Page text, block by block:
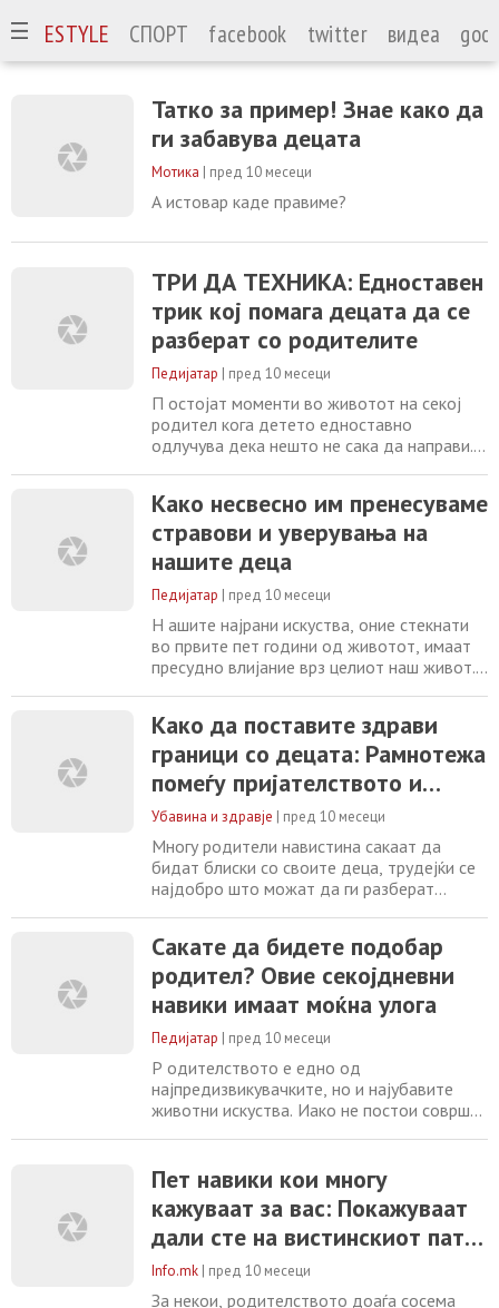
LIFESTYLE СПОРТ facebook twitter видеа
Татко за пример! Знае како да
ги забавува децата
Мотика | пред 10 месеци
А истовар каде правиме?
ТРИ ДА ТЕХНИКА: Едноставен
трик кој помага децата да се
разберат со родителите
Педијатар | пред 10 месеци
П остојат моменти во животот на секој
родител кога детето едноставно
одлучува дека нешто не сака да направи.
каде што одлично се забавува, таквите
ситуации често доведуваат до фрустрации
и силни емоции – од двете страни. Но,
советничката за родителство д-р Челси
Хауг-Завалета
Како несвесно им пренесуваме
стравови и уверувања на
нашите деца
Педијатар | пред 10 месеци
Н ашите најрани искуства, оние стекнати
во првите пет години од животот, имаат
пресудно влијание врз целиот наш живот.
функционира, а од нив произлегуваат
наративи кои ги создаваат нашите
доживотни уверувања и очекувања,
пишува Psychology Today .
Психотерапевтот Еван Шопер
Како да поставите здрави
граници со децата: Рамнотежа
помеѓу пријателството и
авторитетот
Убавина и здравје | пред 10 месеци
Многу родители навистина сакаат да
бидат блиски со своите деца, трудејќи се
најдобро што можат да ги разберат
поставуваат (и почитуваат) правила. Затоа
е важно да се напомене на почетокот
дека поставувањето здрави граници со
децата не е казна – туку клуч за
развивање на
Сакате да бидете подобар
родител? Овие секојдневни
навики имаат моќна улога
Педијатар | пред 10 месеци
Р одителството е едно од
најпредизвикувачките, но и најубавите
животни искуства. Иако не постои совршен
природно им помагаат на родителите да
бидат успешни во својата улога.
Психолозите и експертите нагласуваат
дека едноставните, секојдневни навики
влијание
Пет навики кои многу
кажуваат за вас: Покажуваат
дали сте на вистинскиот пат
како родител
Info.mk | пред 10 месеци
За некои, родителството доаѓа сосема